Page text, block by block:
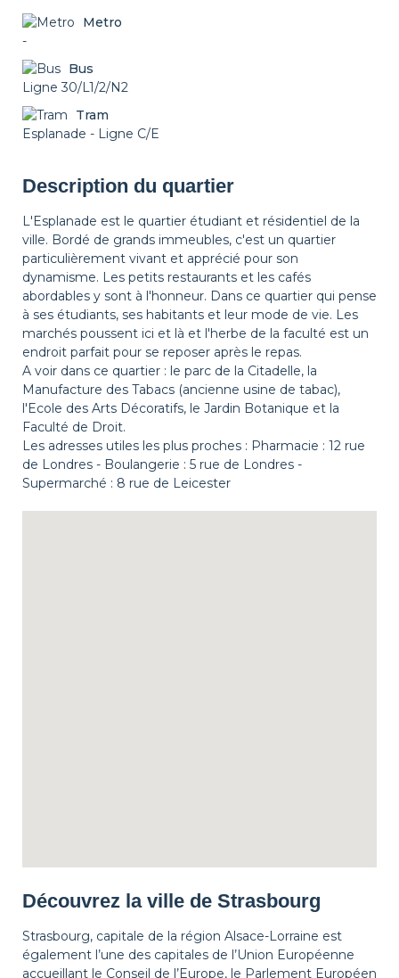
Détecteur de
Metro
-
Bus
Ligne 30/L1/2/N2
Tram
Esplanade - Ligne C/E
Description du quartier
L'Esplanade est le quartier étudiant et résidentiel de la
ville. Bordé de grands immeubles, c'est un quartier
particulièrement vivant et apprécié pour son
dynamisme. Les petits restaurants et les cafés
abordables y sont à l'honneur. Dans ce quartier qui pense
à ses étudiants, ses habitants et leur mode de vie. Les
marchés poussent ici et là et l'herbe de la faculté est un
endroit parfait pour se reposer après le repas.
A voir dans ce quartier : le parc de la Citadelle, la
Manufacture des Tabacs (ancienne usine de tabac),
l'Ecole des Arts Décoratifs, le Jardin Botanique et la
Faculté de Droit.
Les adresses utiles les plus proches : Pharmacie : 12 rue
de Londres - Boulangerie : 5 rue de Londres -
Supermarché : 8 rue de Leicester
Découvrez la ville de Strasbourg
Strasbourg, capitale de la région Alsace-Lorraine est
également l’une des capitales de l’Union Européenne
accueillant le Conseil de l’Europe, le Parlement Européen